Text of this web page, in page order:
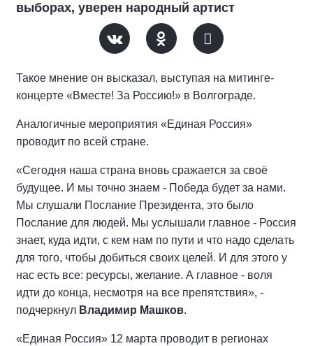
выборах, уверен народный артист
Такое мнение он высказал, выступая на митинге-
концерте «Вместе! За Россию!» в Волгограде.
Аналогичные мероприятия «Единая Россия»
проводит по всей стране.
«Сегодня наша страна вновь сражается за своё
будущее. И мы точно знаем - Победа будет за нами.
Мы слушали Послание Президента, это было
Послание для людей. Мы услышали главное - Россия
знает, куда идти, с кем нам по пути и что надо сделать
для того, чтобы добиться своих целей. И для этого у
нас есть все: ресурсы, желание. А главное - воля
идти до конца, несмотря на все препятствия», -
подчеркнул Владимир Машков.
«Единая Россия» 12 марта проводит в регионах